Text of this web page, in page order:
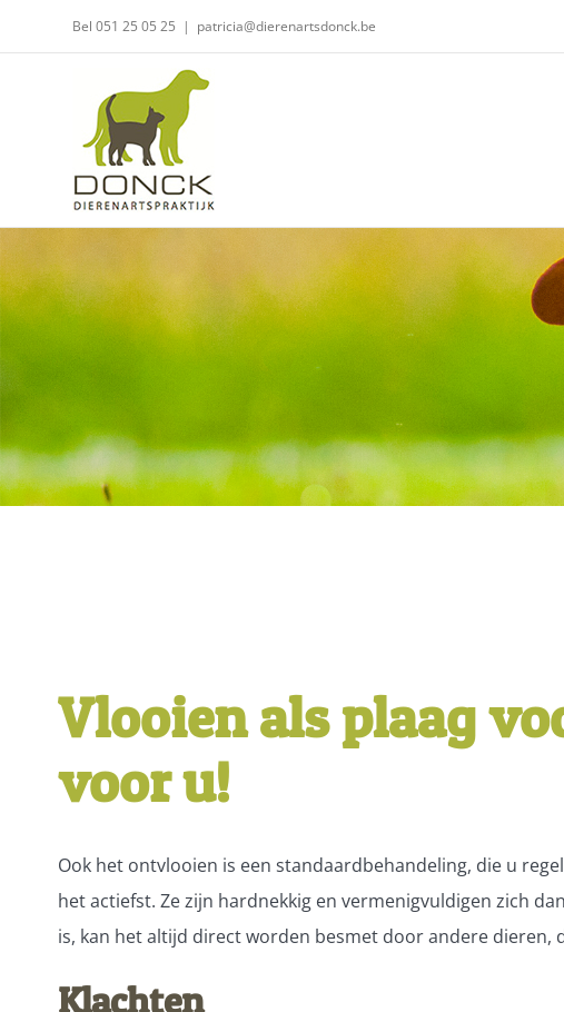
to
Bel 051 25 05 25 | patricia@dierenartsdonck.be
Vlooien als plaag
voor u!
Ook het ontvlooien is een standaardbehandeling, die u
het actiefst. Ze zijn hardnekkig en vermenigvuldigen zich
is, kan het altijd direct worden besmet door andere dieren,
Klachten